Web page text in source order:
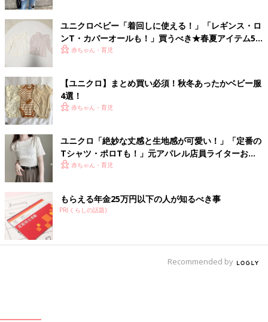
ユニクロベビー「着回しに使える！」「レギンス・ロ
ンT・カバーオールも！」買うべき★春夏アイテム5
選 赤ちゃん・育児
【ユニクロ】まとめ買い必須！秋冬あったかベビー服
4選！
赤ちゃん・育児
ユニクロ「絶妙な丈感と生地感が可愛い！」「定番の
Tシャツ・ポロTも！」元アパレル店員ライターおす
すめ★あか抜けトップス5選
赤ちゃん・育児
もらえる年金25万円以下の人が知るべき事
PR(くらしの話題)
Recommended by